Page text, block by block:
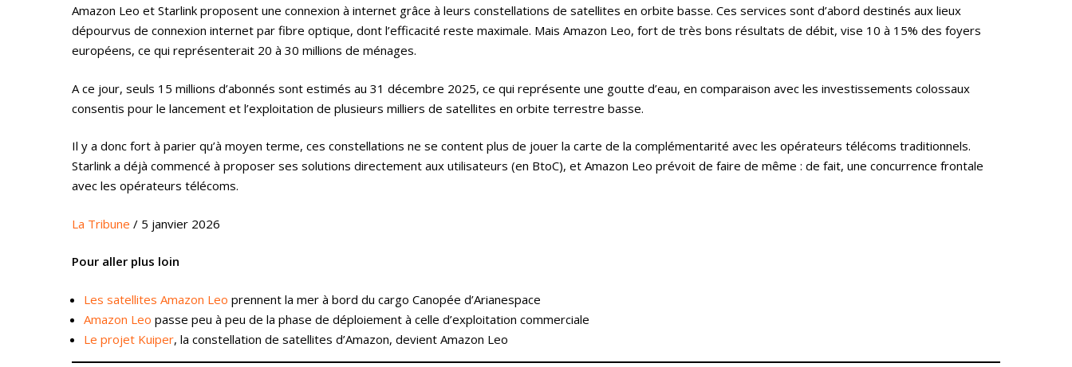
Amazon Leo et Starlink proposent une connexion à internet grâce à leurs constellations de satellites en orbite basse. Ces services sont d’abord destinés aux lieux
dépourvus de connexion internet par fibre optique, dont l’efficacité reste maximale. Mais Amazon Leo, fort de très bons résultats de débit, vise 10 à 15% des foyers
européens, ce qui représenterait 20 à 30 millions de ménages.
A ce jour, seuls 15 millions d’abonnés sont estimés au 31 décembre 2025, ce qui représente une goutte d’eau, en comparaison avec les investissements colossaux
consentis pour le lancement et l’exploitation de plusieurs milliers de satellites en orbite terrestre basse.
Il y a donc fort à parier qu’à moyen terme, ces constellations ne se content plus de jouer la carte de la complémentarité avec les opérateurs télécoms traditionnels.
Starlink a déjà commencé à proposer ses solutions directement aux utilisateurs (en BtoC), et Amazon Leo prévoit de faire de même : de fait, une concurrence frontale
avec les opérateurs télécoms.
La Tribune / 5 janvier 2026
Pour aller plus loin
Les satellites Amazon Leo prennent la mer à bord du cargo Canopée d’Arianespace
Amazon Leo passe peu à peu de la phase de déploiement à celle d’exploitation commerciale
Le projet Kuiper, la constellation de satellites d’Amazon, devient Amazon Leo